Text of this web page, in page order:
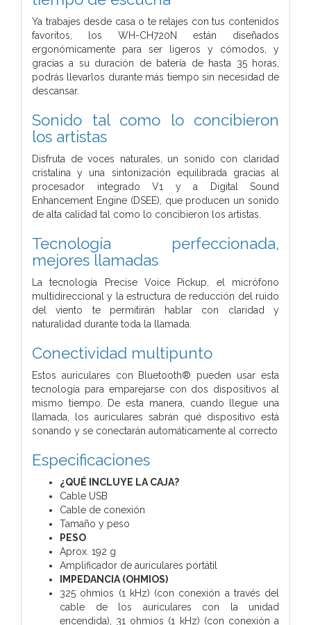
Ya trabajes desde casa o te relajes con tus contenidos
favoritos, los WH-CH720N están diseñados
ergonómicamente para ser ligeros y cómodos, y
gracias a su duración de batería de hasta 35 horas,
podrás llevarlos durante más tiempo sin necesidad de
descansar.
Sonido tal como lo concibieron
los artistas
Disfruta de voces naturales, un sonido con claridad
cristalina y una sintonización equilibrada gracias al
procesador integrado V1 y a Digital Sound
Enhancement Engine (DSEE), que producen un sonido
de alta calidad tal como lo concibieron los artistas.
Tecnología perfeccionada,
mejores llamadas
La tecnología Precise Voice Pickup, el micrófono
multidireccional y la estructura de reducción del ruido
del viento te permitirán hablar con claridad y
naturalidad durante toda la llamada.
Conectividad multipunto
Estos auriculares con Bluetooth® pueden usar esta
tecnología para emparejarse con dos dispositivos al
mismo tiempo. De esta manera, cuando llegue una
llamada, los auriculares sabrán qué dispositivo está
sonando y se conectarán automáticamente al correcto
Especificaciones
¿QUÉ INCLUYE LA CAJA?
Cable USB
Cable de conexión
Tamaño y peso
PESO
Aprox. 192 g
Amplificador de auriculares portátil
IMPEDANCIA (OHMIOS)
325 ohmios (1 kHz) (con conexión a través del
cable de los auriculares con la unidad
encendida), 31 ohmios (1 kHz) (con conexión a